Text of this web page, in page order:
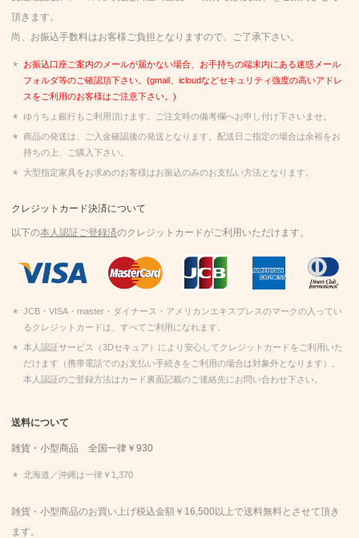
頂きます。
尚、お振込手数料はお客様ご負担となりますので、ご了承下さい。
お振込口座ご案内のメールが届かない場合、お手持ちの端末内にある迷惑メール
フォルダ等のご確認頂下さい。(gmail、icloudなどセキュリティ強度の高いアドレ
スをご利用のお客様はご注意下さい。)
ゆうちょ銀行もご利用頂けます。ご注文時の備考欄へお申し付け下さいませ。
商品の発送は、ご入金確認後の発送となります。配送日ご指定の場合は余裕をお
持ちの上、ご購入下さい。
大型指定家具をお求めのお客様はお振込のみのお支払い方法となります。
クレジットカード決済について
以下の本人認証ご登録済のクレジットカードがご利用いただけます。
JCB・VISA・master・ダイナース・アメリカンエキスプレスのマークの入ってい
るクレジットカードは、すべてご利用になれます。
本人認証サービス（3Dセキュア）により安心してクレジットカードをご利用いた
だけます（携帯電話でのお支払い手続きをご利用の場合は対象外となります）。
本人認証のご登録方法はカード裏面記載のご連絡先にお問い合わせ下さい。
送料について
雑貨・小型商品 全国一律￥930
北海道／沖縄は一律￥1,370
雑貨・小型商品のお買い上げ税込金額￥16,500以上で送料無料とさせて頂き
ます。